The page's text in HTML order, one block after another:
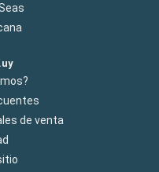
de venta